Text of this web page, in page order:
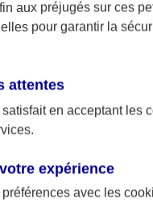
aux préjugés sur ces
pour garantir la
attentes
en acceptant les
expérience
avec les